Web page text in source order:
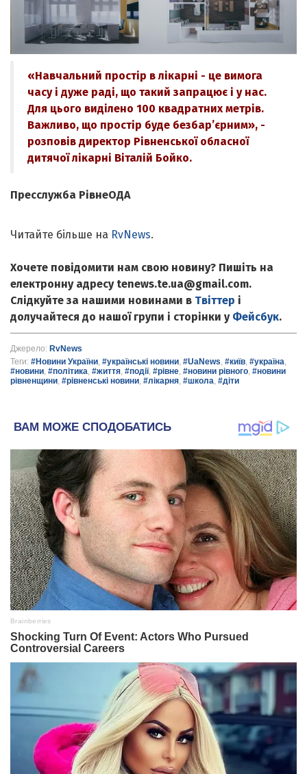
«Навчальний простір в лікарні - це вимога
часу і дуже раді, що такий запрацює і у нас.
Для цього виділено 100 квадратних метрів.
Важливо, що простір буде безбар’єрним», -
розповів директор Рівненської обласної
дитячої лікарні Віталій Бойко.
Пресслужба РівнеОДА
Читайте більше на RvNews.
Хочете повідомити нам свою новину? Пишіть на
електронну адресу tenews.te.ua@gmail.com.
Слідкуйте за нашими новинами в Твіттер і
долучайтеся до нашої групи і сторінки у Фейсбук.
Джерело: RvNews
Теги: #Новини України, #українські новини, #UaNews, #київ, #україна,
#новини, #політика, #життя, #події, #рівне, #новини рівного, #новини
рівненщини, #рівненські новини, #лікарня, #школа, #діти